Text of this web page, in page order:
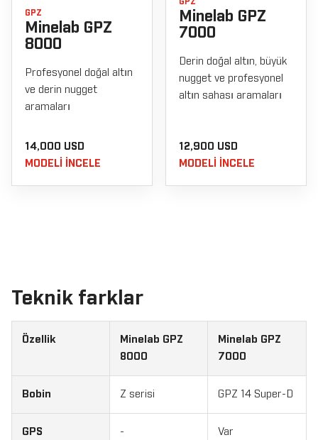
GPZ
Minelab GPZ
8000
Profesyonel doğal altın
ve derin nugget
aramaları
14,000 USD
MODELI INCELE
GPZ
Minelab GPZ
7000
Derin doğal altın, büyük
nugget ve profesyonel
altın sahası aramaları
12,900 USD
MODELI INCELE
Teknik farklar
Özellik
Minelab GPZ
8000
Minelab GPZ
7000
Bobin Z serisi GPZ 14 Super-D
GPS - Var